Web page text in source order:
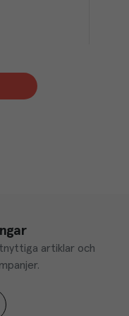
artiklar och